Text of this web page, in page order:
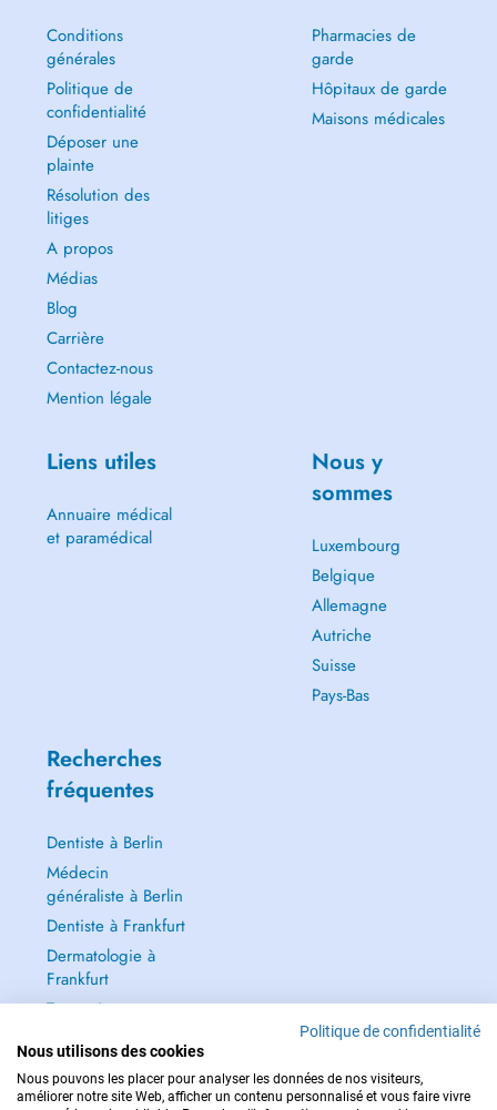
Conditions
générales
Politique de
confidentialité
Déposer une
plainte
Résolution des
litiges
A propos
Médias
Blog
Carrière
Contactez-nous
Mention légale
Pharmacies de
garde
Hôpitaux de garde
Maisons médicales
Liens utiles
Annuaire médical
et paramédical
Nous y
sommes
Luxembourg
Belgique
Allemagne
Autriche
Suisse
Pays-Bas
Recherches
fréquentes
Dentiste à Berlin
Médecin
généraliste à Berlin
Dentiste à Frankfurt
Dermatologie à
Frankfurt
Tout voir →
Politique de confidentialité
Nous utilisons des cookies
Nous pouvons les placer pour analyser les données de nos visiteurs,
améliorer notre site Web, afficher un contenu personnalisé et vous faire vivre